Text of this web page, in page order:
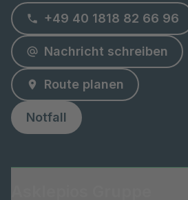
+49 40 1818 82 66 96
Nachricht schreiben
Route planen
Notfall